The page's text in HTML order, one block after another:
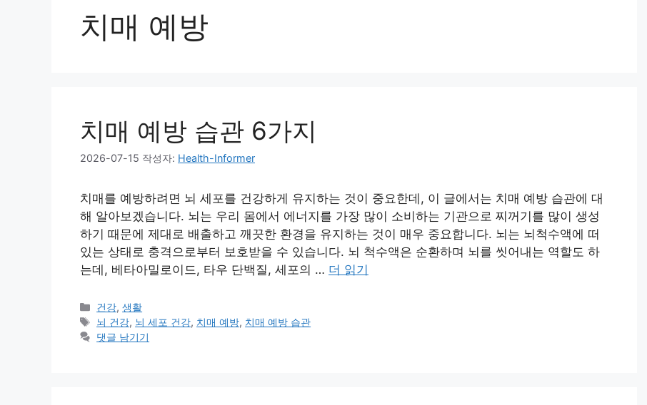
치매 예방
치매 예방 습관 6가지
2026-07-15 작성자: Health-Informer
치매를 예방하려면 뇌 세포를 건강하게 유지하는 것이 중요한데, 이 글에서는 치매 예방 습관에 대
해 알아보겠습니다. 뇌는 우리 몸에서 에너지를 가장 많이 소비하는 기관으로 찌꺼기를 많이 생성
하기 때문에 제대로 배출하고 깨끗한 환경을 유지하는 것이 매우 중요합니다. 뇌는 뇌척수액에 떠
있는 상태로 충격으로부터 보호받을 수 있습니다. 뇌 척수액은 순환하며 뇌를 씻어내는 역할도 하
는데, 베타아밀로이드, 타우 단백질, 세포의 … 더 읽기
카
테
고
건강,생활
태
그
뇌 건강, 뇌 세포 건강, 치매 예방, 치매 예방 습관
댓글 남기기